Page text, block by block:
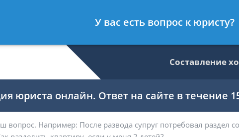
- Юрист по гражданскому праву
Составление
юриста онлайн. Ответ на сайте в течение
У вас есть вопрос к юристу?